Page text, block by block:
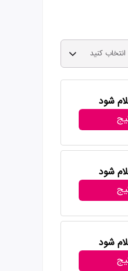
انتخاب کنید
شود
شود
شود